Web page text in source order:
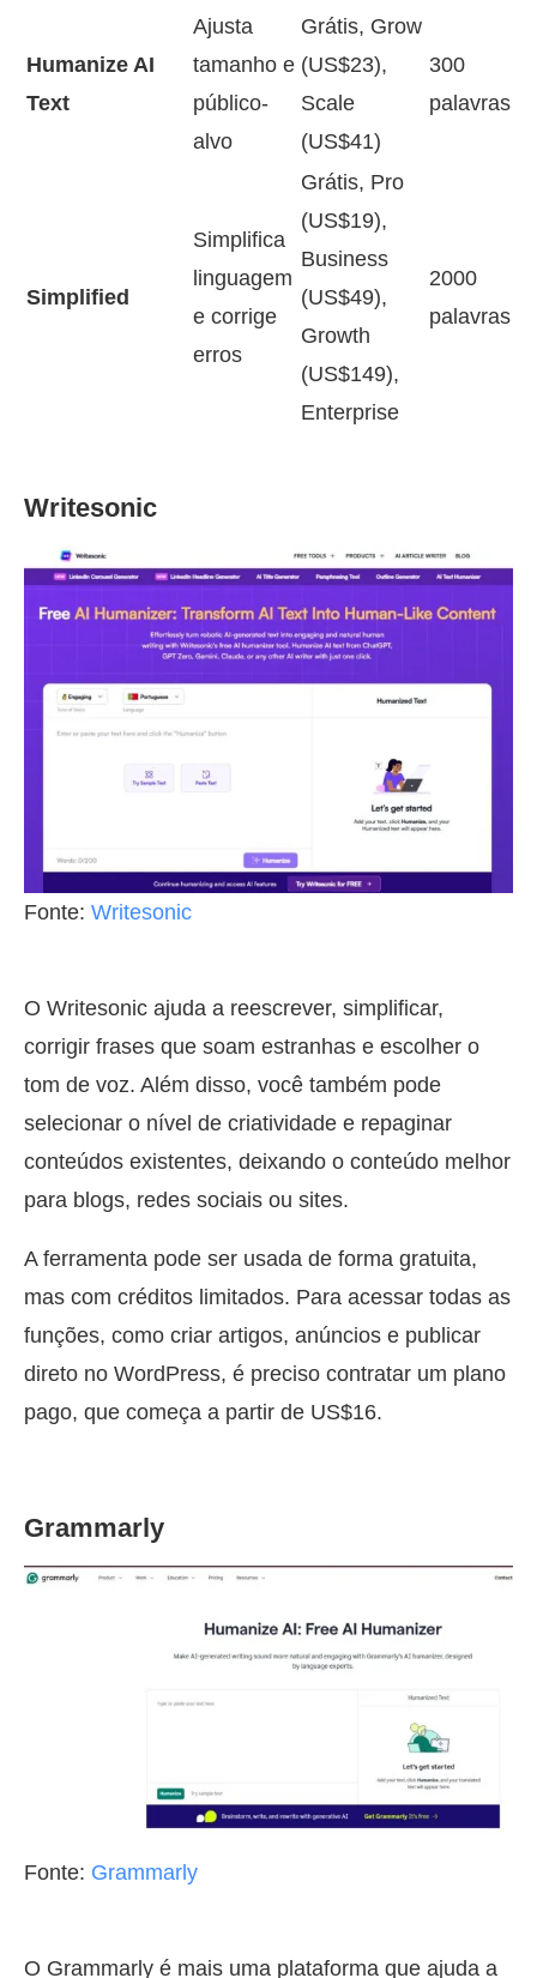
Humanize AI
Text
Ajusta
tamanho e
público-
alvo
Grátis, Grow
(US$23),
Scale
(US$41)
300
palavras
Simplified
Simplifica
linguagem
e corrige
erros
Grátis, Pro
(US$19),
Business
(US$49),
Growth
(US$149),
Enterprise
2000
palavras
Writesonic
Fonte: Writesonic
O Writesonic ajuda a reescrever, simplificar,
corrigir frases que soam estranhas e escolher o
tom de voz. Além disso, você também pode
selecionar o nível de criatividade e repaginar
conteúdos existentes, deixando o conteúdo melhor
para blogs, redes sociais ou sites.
A ferramenta pode ser usada de forma gratuita,
mas com créditos limitados. Para acessar todas as
funções, como criar artigos, anúncios e publicar
direto no WordPress, é preciso contratar um plano
pago, que começa a partir de US$16.
Grammarly
Fonte: Grammarly
O Grammarly é mais uma plataforma que ajuda a